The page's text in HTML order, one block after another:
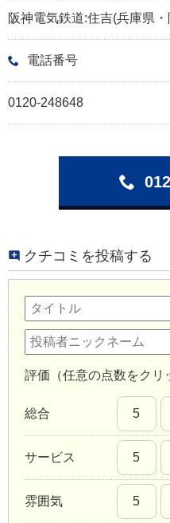
阪神電気鉄道:住吉(兵庫県
電話番号
0120-248648
クチコミを投稿する
評価（任意の点数をクリ
総合 5
サービス 5
雰囲気 5